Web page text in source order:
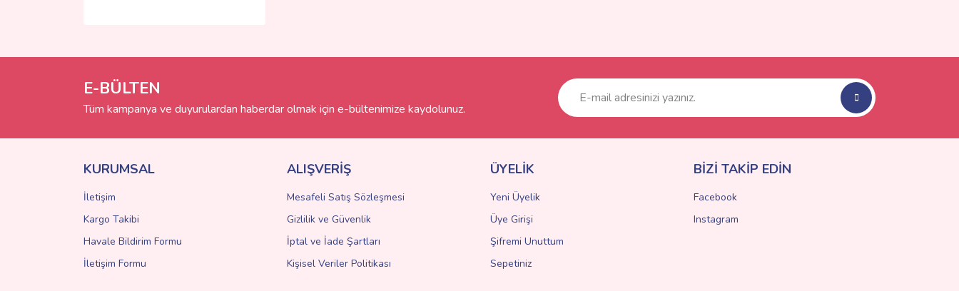
E-BÜLTEN
Tüm kampanya ve duyurulardan haberdar olmak için e-bültenimize kaydolunuz.
KURUMSAL
İletişim
Kargo Takibi
Havale Bildirim Formu
İletişim Formu
ALIŞVERİŞ
Mesafeli Satış Sözleşmesi
Gizlilik ve Güvenlik
İptal ve İade Şartları
Kişisel Veriler Politikası
ÜYELİK
Yeni Üyelik
Üye Girişi
Şifremi Unuttum
Sepetiniz
BİZİ TAKİP EDİN
Facebook
Instagram